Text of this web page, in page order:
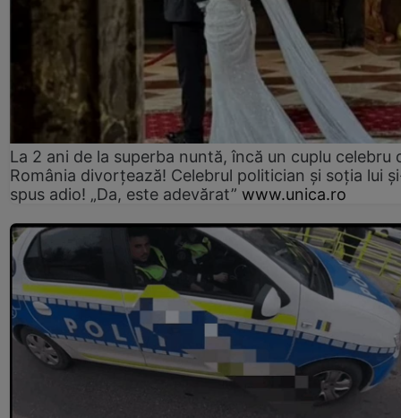
La 2 ani de la superba nuntă, încă un cuplu celebru
România divorțează! Celebrul politician și soția lui
spus adio! „Da, este adevărat” www.unica.ro